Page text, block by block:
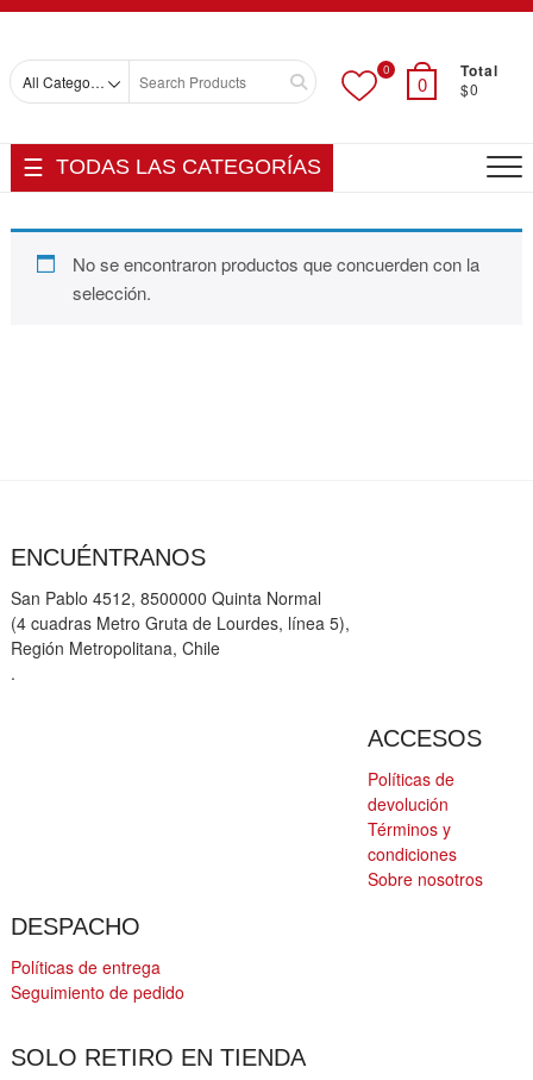
Skip
content
Search
0
0
Total
$0
TODAS LAS CATEGORÍAS
No se encontraron productos que concuerden con la
selección.
ENCUÉNTRANOS
San Pablo 4512, 8500000 Quinta Normal
(4 cuadras Metro Gruta de Lourdes, línea 5),
Región Metropolitana, Chile
.
ACCESOS
Políticas de
devolución
Términos y
condiciones
Sobre nosotros
DESPACHO
Políticas de entrega
Seguimiento de pedido
SOLO RETIRO EN TIENDA